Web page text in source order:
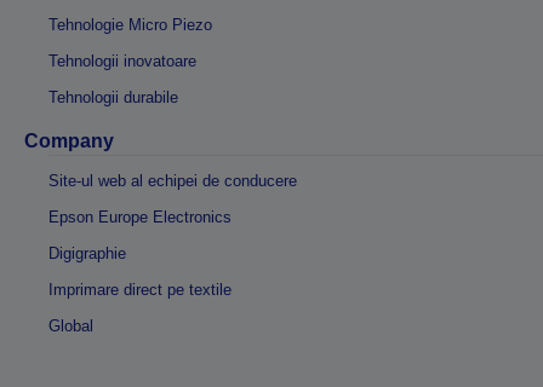
Tehnologie Micro Piezo
Tehnologii inovatoare
Tehnologii durabile
Company
Site-ul web al echipei de conducere
Epson Europe Electronics
Digigraphie
Imprimare direct pe textile
Global